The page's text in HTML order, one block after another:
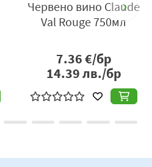
със седалище гр. София,
94 50, e-mail:
www.menada-winery.com.
Червено вино Claude
Val Rouge 750мл
7.36€/бр
14.39лв./бр